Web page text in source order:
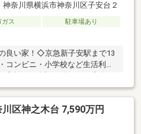
神奈川県横浜市神奈川区子安台２
ガス
駐車場あり
良い家！◇京急新子安駅まで13
ンビニ・小学校など生活利便
クインクローゼット完備
区神之木台 7,590万円